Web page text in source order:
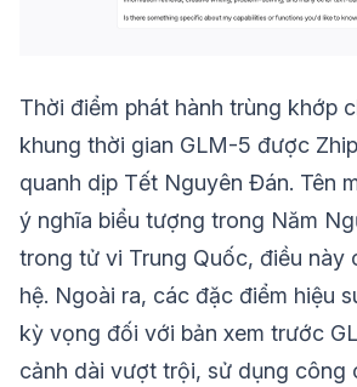
Thời điểm phát hành trùng khớp
khung thời gian GLM-5 được
quanh dịp Tết Nguyên Đán. Tên
ý nghĩa biểu tượng trong Năm
trong tử vi Trung Quốc, điều này
hệ. Ngoài ra, các đặc điểm hiệu
kỳ vọng đối với bản xem trước
cảnh dài vượt trội, sử dụng công